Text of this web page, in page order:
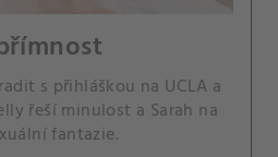
s přihláškou na UCLA a
řeší minulost a Sarah na
fantazie.